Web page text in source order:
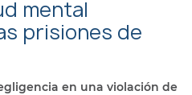
mental
prisiones de
en una violación de